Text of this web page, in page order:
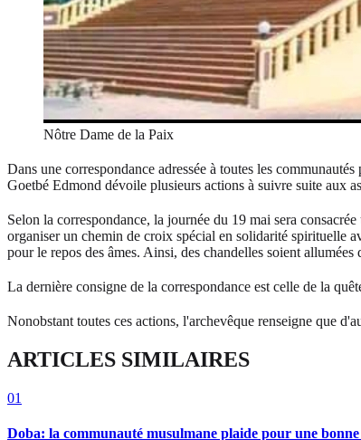
Nôtre Dame de la Paix
Dans une correspondance adressée à toutes les
Goetbé Edmond dévoile plusieurs actions à suivre suite aux
Selon la correspondance, la journée du 19 mai sera
organiser un chemin de croix spécial en solidarité spirituelle
pour le repos des âmes. Ainsi, des chandelles soient
La dernière consigne de la correspondance est celle de la
Nonobstant toutes ces actions, l'archevêque renseigne que
ARTICLES SIMILAIRES
01
Doba: la communauté musulmane plaide pour une